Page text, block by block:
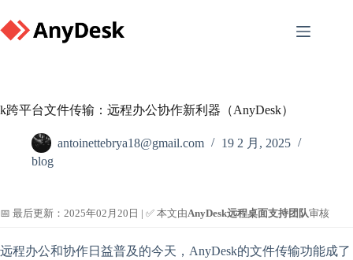
to
content
k跨平台文件传输：远程办公协作新利器（AnyDesk）
antoinettebrya18@gmail.com
19 2 月, 2025
blog
📅 最后更新：2025年02月20日 | ✅ 本文由AnyDesk远程桌面支持团队审核
远程办公和协作日益普及的今天，AnyDesk的文件传输功能成了